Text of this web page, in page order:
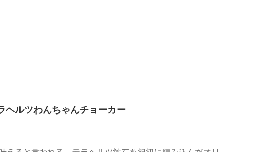
ヘルツわんちゃんチョーカー